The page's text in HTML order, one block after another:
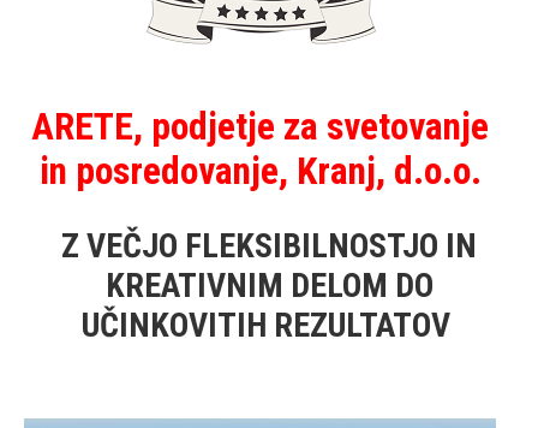
ARETE, podjetje za svetovanje
in posredovanje, Kranj, d.o.o.
Z VEČJO FLEKSIBILNOSTJO IN
KREATIVNIM DELOM DO
UČINKOVITIH REZULTATOV